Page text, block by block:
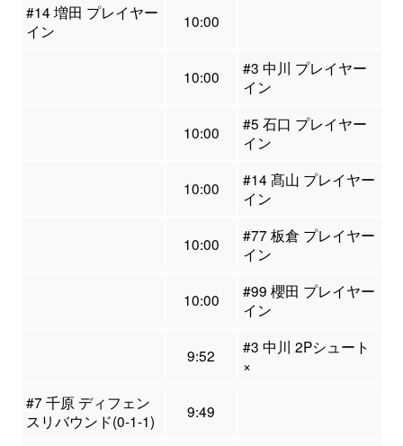
#14 増田 プレイヤー
イン
10:00
10:00
#3 中川 プレイヤー
イン
10:00
#5 石口 プレイヤー
イン
10:00
#14 髙山 プレイヤー
イン
10:00
#77 板倉 プレイヤー
イン
10:00
#99 櫻田 プレイヤー
イン
9:52
#3 中川 2Pシュート
×
#7 千原 ディフェン
スリバウンド(0-1-1)
9:49